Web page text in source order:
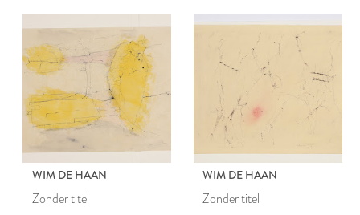
WIM DE HAAN
Zonder titel
WIM DE HAAN
Zonder titel